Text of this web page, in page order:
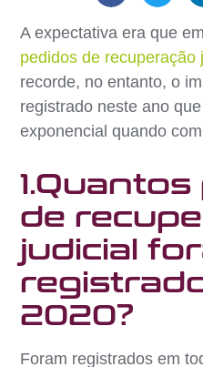
A expectativa era que
pedidos de recuperação
recorde, no entanto, o
registrado neste ano
exponencial quando
de
judicial
2020?
Foram registrados em